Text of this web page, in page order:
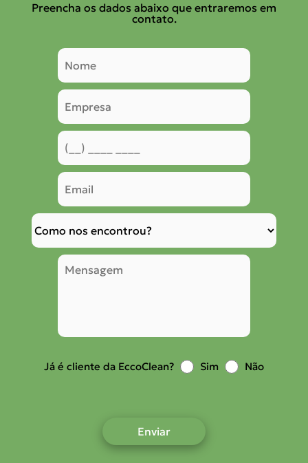
Preencha os dados abaixo que entraremos em
contato.
Já é cliente da EccoClean? Sim Não